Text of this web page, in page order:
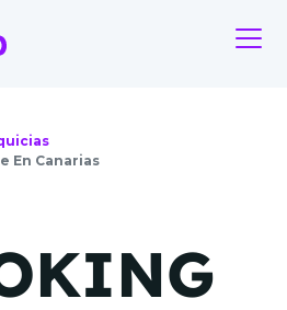
En Canarias